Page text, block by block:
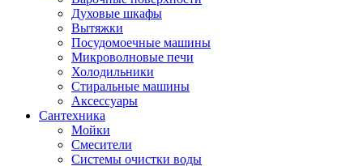
Духовые шкафы
Вытяжки
Посудомоечные машины
Микроволновые печи
Холодильники
Стиральные машины
Аксессуары
Сантехника
Мойки
Смесители
Системы очистки воды